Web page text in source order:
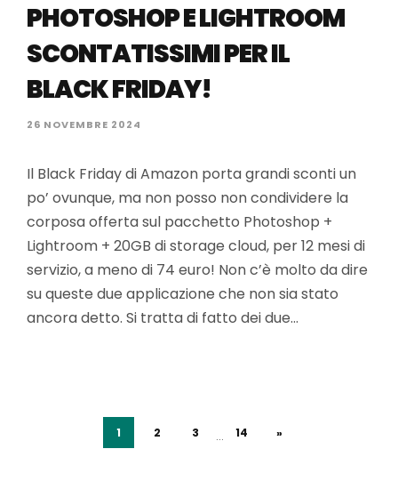
PHOTOSHOP E LIGHTROOM
SCONTATISSIMI PER IL
BLACK FRIDAY!
26 NOVEMBRE 2024
Il Black Friday di Amazon porta grandi sconti un
po’ ovunque, ma non posso non condividere la
corposa offerta sul pacchetto Photoshop +
Lightroom + 20GB di storage cloud, per 12 mesi di
servizio, a meno di 74 euro! Non c’è molto da dire
su queste due applicazione che non sia stato
ancora detto. Si tratta di fatto dei due…
1 2 3 ... 14 »